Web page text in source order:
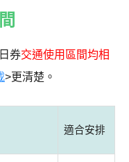
券交通使用區間均相
>更清楚。
適合安排